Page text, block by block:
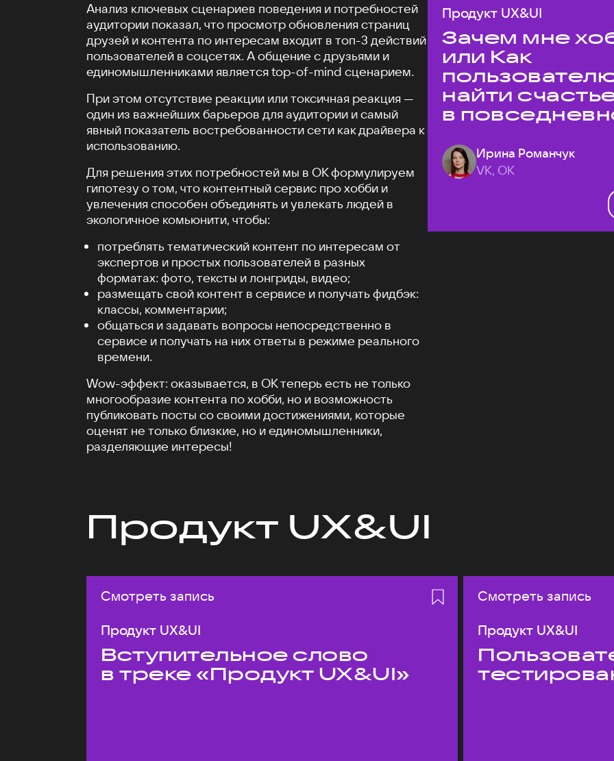
Анализ ключевых сценариев поведения и потребностей
аудитории показал, что просмотр обновления страниц
друзей и контента по интересам входит в топ-3 действий
пользователей в соцсетях. А общение с друзьями и
единомышленниками является top-of-mind сценарием.
При этом отсутствие реакции или токсичная реакция —
один из важнейших барьеров для аудитории и самый
явный показатель востребованности сети как драйвера к
использованию.
Для решения этих потребностей мы в ОК формулируем
гипотезу о том, что контентный сервис про хобби и
увлечения способен объединять и увлекать людей в
экологичное комьюнити, чтобы:
потреблять тематический контент по интересам от
экспертов и простых пользователей в разных
форматах: фото, тексты и лонгриды, видео;
размещать свой контент в сервисе и получать фидбэк:
классы, комментарии;
общаться и задавать вопросы непосредственно в
сервисе и получать на них ответы в режиме реального
времени.
Wow-эффект: оказывается, в ОК теперь есть не только
многообразие контента по хобби, но и возможность
публиковать посты со своими достижениями, которые
оценят не только близкие, но и единомышленники,
разделяющие интересы!
Продукт UX&UI
Зачем мне
или Как
найти
в
Ирина Романчук
VK, ОК
Продукт UX&UI
Смотреть запись
Продукт UX&UI
Вступительное слово
в треке «Продукт UX&UI»
Смотреть запись
Продукт UX&UI